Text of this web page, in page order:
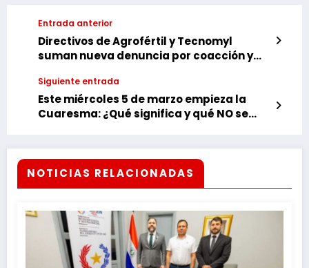
Entrada anterior
Directivos de Agrofértil y Tecnomyl
suman nueva denuncia por coacción y
Siguiente entrada
Este miércoles 5 de marzo empieza la
Cuaresma: ¿Qué significa y qué NO se
NOTICIAS RELACIONADAS